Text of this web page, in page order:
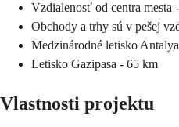
Vzdialenosť od centra mesta
Obchody a trhy sú v pešej
Medzinárodné letisko
Letisko Gazipasa - 65 km
Vlastnosti projektu